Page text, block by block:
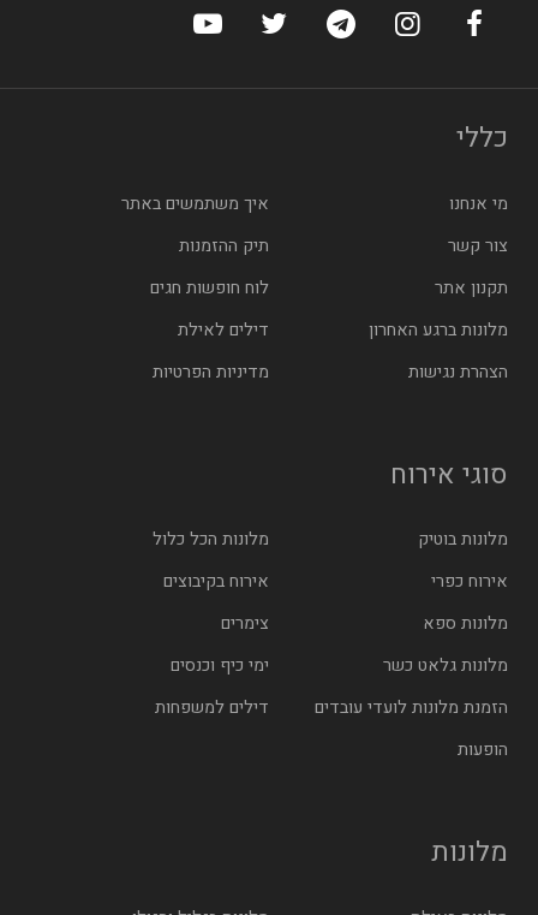
ערוץ הפייסבוק של הוטלס
ערוץ האינסטגרם של הוטלס
ערוץ הטלגרם של הוטלס
ערוץ טוויטר של הוטלס
ערוץ היוטיוב של
כללי
מי אנחנו
איך משתמשים באתר
צור קשר
תיק ההזמנות
תקנון אתר
לוח חופשות חגים
מלונות ברגע האחרון
דילים לאילת
הצהרת נגישות
מדיניות הפרטיות
סוגי אירוח
מלונות בוטיק
מלונות הכל כלול
אירוח כפרי
אירוח בקיבוצים
מלונות ספא
צימרים
מלונות גלאט כשר
ימי כיף וכנסים
הזמנת מלונות לועדי עובדים
דילים למשפחות
הופעות
מלונות